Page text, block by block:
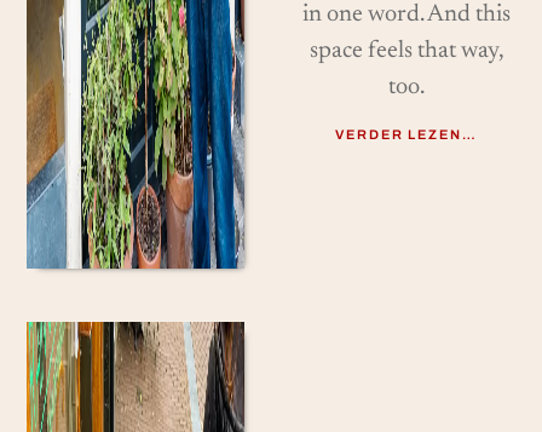
in one word. And this
space feels that way,
too.
VERDER LEZEN…